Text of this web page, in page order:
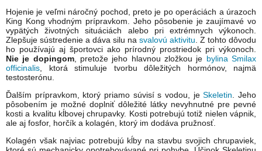
Hojenie je veľmi náročný pochod, preto je po operáciách a úrazoch
King Kong vhodným prípravkom. Jeho pôsobenie je zaujímavé vo
vypätých životných situáciách alebo pri extrémnych výkonoch.
Zlepšuje sústredenie a dáva silu na svalovú aktivitu . Z tohto dôvodu
ho používajú aj športovci ako prírodný prostriedok pri výkonoch.
Nie je dopingom, pretože jeho hlavnou zložkou je bylina Smilax
officinalis , ktorá stimuluje tvorbu dôležitých hormónov, najmä
testosterónu.
Ďalším prípravkom, ktorý priamo súvisí s vodou, jeSkeletin . Jeho
pôsobením je možné doplniť dôležité látky nevyhnutné pre pevné
kosti a kvalitu kĺbovej chrupavky. Kosti potrebujú totiž nielen vápnik,
ale aj fosfor, horčík a kolagén, ktorý im dodáva pružnosť.
Kolagén však najviac potrebujú kĺby na stavbu svojich chrupaviek,